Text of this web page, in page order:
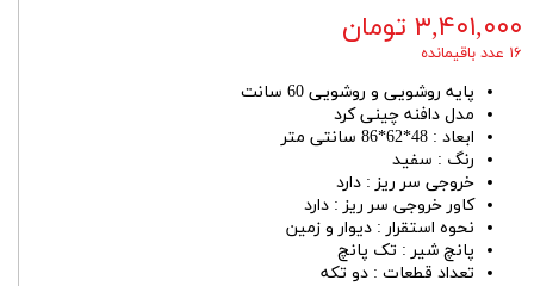
۳,۴۰۱,۰۰۰ تومان
۱۶ عدد باقیمانده
پایه روشویی و روشویی 60 سانت
مدل دافنه چینی کرد
ابعاد : 48*62*86 سانتی متر
رنگ : سفید
خروجی سر ریز : دارد
کاور خروجی سر ریز : دارد
نحوه استقرار : دیوار و زمین
پانچ شیر : تک پانچ
تعداد قطعات : دو تکه